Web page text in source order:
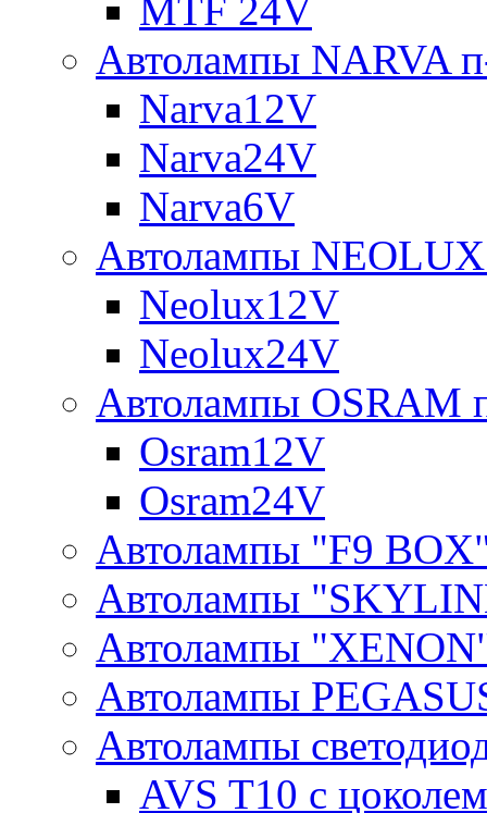
MTF 24V
Автолампы NARVA
Narva12V
Narva24V
Narva6V
Автолампы
Neolux12V
Neolux24V
Автолампы OSRAM
Osram12V
Osram24V
Автолампы "F9
Автолампы
Автолампы
Автолампы
Автолампы
AVS T10 с